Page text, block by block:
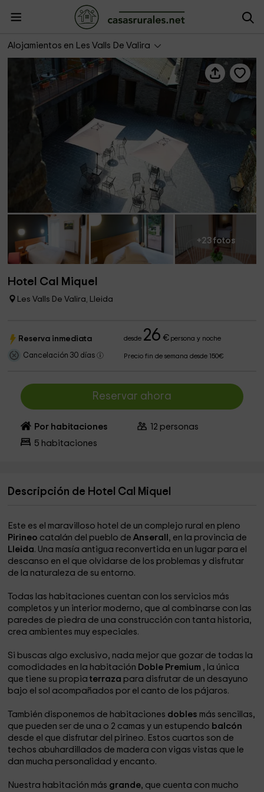
Alojamientos en Les Valls De Valira
+23 fotos
Hotel Cal Miquel
Les Valls De Valira, Lleida
Reserva inmediata desde 26 €persona y noche
Cancelación 30 días Precio fin de semana desde 150€
Reservar ahora
Por habitaciones 12 personas
5 habitaciones
Descripción de Hotel Cal Miquel
Este es el maravilloso hotel de un complejo rural en pleno
Pirineo catalán del pueblo deAnserall , en la provincia de
Lleida. Una masía antigua reconvertida en un lugar para el
descanso en el que olvidarse de los problemas y disfrutar
de la naturaleza de su entorno.
Todas las habitaciones cuentan con los servicios más
completos y un interior moderno, que al combinarse con las
paredes de piedra de una construcción con tanta historia,
crea ambientes muy especiales.
Si buscas algo exclusivo, nada mejor que gozar de todas la
comodidades en la habitación Doble Premium , la única
que tiene su propiaterraza para disfrutar de un desayuno
bajo el sol acompañados por el canto de los pájaros.
También disponemos de habitaciones dobles más sencillas,
que pueden ser de una o 2 camas y un estupendo balcón
desde el que disfrutar del pirineo. Estos cuartos son de
techos abuhardillados de madera con vigas vistas que le
dan mucha personalidad y encanto.
Nuestra habitación más grande, que cuenta con mucho